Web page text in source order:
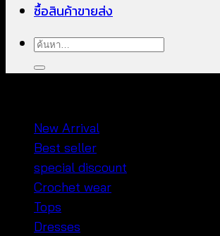
ซื้อสินค้าขายส่ง
ค้นหา:
New Arrival
Best seller
special discount
Crochet wear
Tops
Dresses